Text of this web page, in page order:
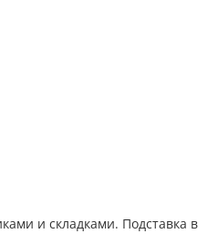
и складками. Подставка в